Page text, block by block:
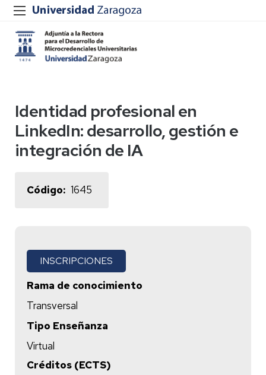
Identidad profesional en
LinkedIn: desarrollo, gestión e
integración de IA
Código 1645
INSCRIPCIONES
Rama de conocimiento
Transversal
Tipo Enseñanza
Virtual
Créditos (ECTS)